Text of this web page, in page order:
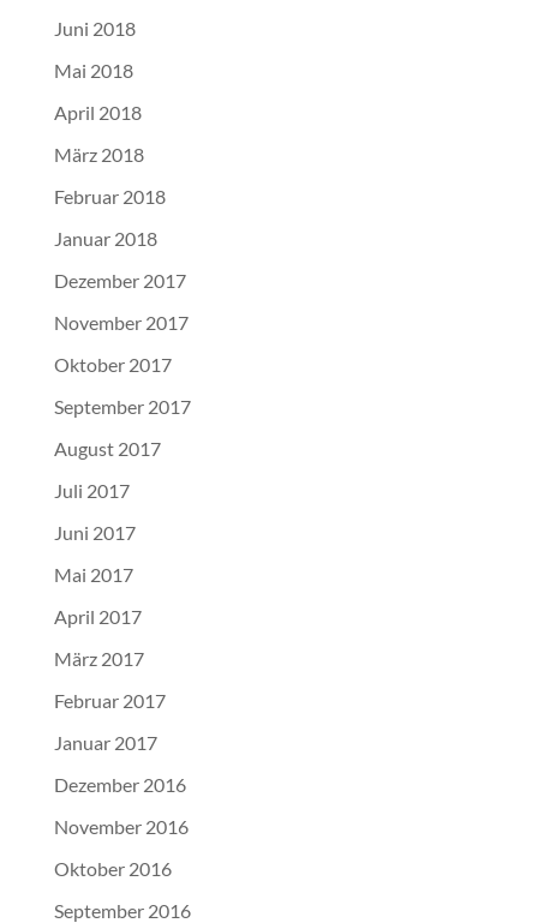
Juni 2018
Mai 2018
April 2018
März 2018
Februar 2018
Januar 2018
Dezember 2017
November 2017
Oktober 2017
September 2017
August 2017
Juli 2017
Juni 2017
Mai 2017
April 2017
März 2017
Februar 2017
Januar 2017
Dezember 2016
November 2016
Oktober 2016
September 2016